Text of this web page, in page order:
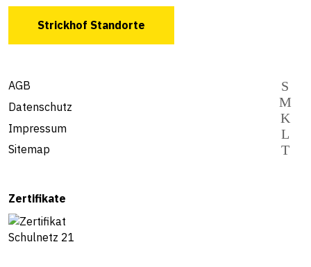
Strickhof Standorte
AGB
Datenschutz
Impressum
Sitemap
Zertifikate